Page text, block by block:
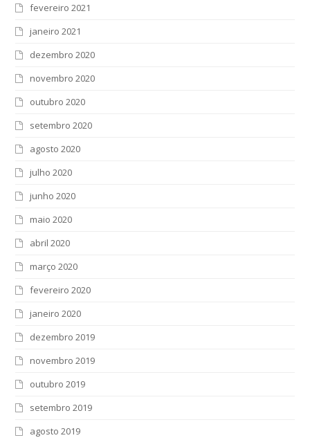
fevereiro 2021
janeiro 2021
dezembro 2020
novembro 2020
outubro 2020
setembro 2020
agosto 2020
julho 2020
junho 2020
maio 2020
abril 2020
março 2020
fevereiro 2020
janeiro 2020
dezembro 2019
novembro 2019
outubro 2019
setembro 2019
agosto 2019